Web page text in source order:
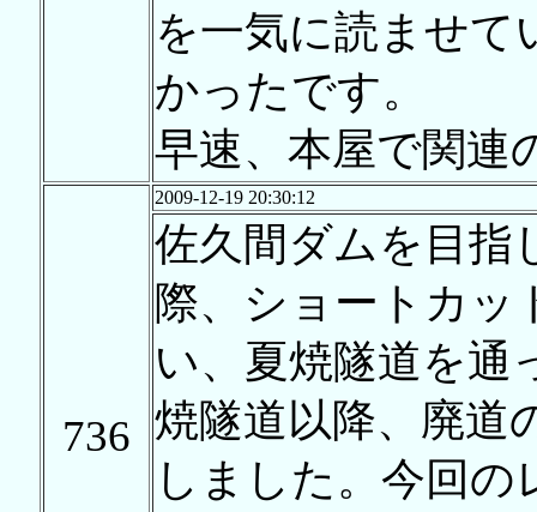
を一気に読ませて
かったです。
早速、本屋で関連
736
2009-12-19 20:30:12
佐久間ダムを目指
際、ショートカッ
い、夏焼隧道を通
焼隧道以降、廃道
しました。今回